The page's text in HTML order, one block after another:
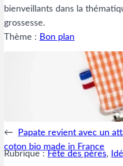
bienveillants dans la
grossesse.
Thème : Bon plan
←
Papate revient avec un
coton bio made in France
Rubrique : Fête des pères,